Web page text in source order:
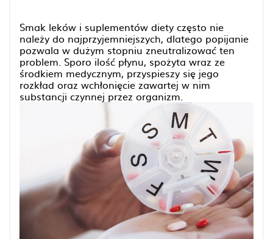
Smak leków i suplementów diety często nie
należy do najprzyjemniejszych, dlatego popijanie
pozwala w dużym stopniu zneutralizować ten
problem. Sporo ilość płynu, spożyta wraz ze
środkiem medycznym, przyspieszy się jego
rozkład oraz wchłonięcie zawartej w nim
substancji czynnej przez organizm.